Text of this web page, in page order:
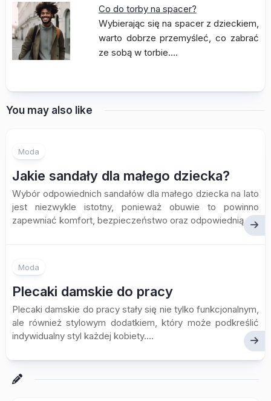
Co do torby na spacer?
Wybierając się na spacer z dzieckiem,
warto dobrze przemyśleć, co zabrać
ze sobą w torbie.…
You may also like
Moda
Jakie sandały dla małego dziecka?
Wybór odpowiednich sandałów dla małego dziecka na lato
jest niezwykle istotny, ponieważ obuwie to powinno
zapewniać komfort, bezpieczeństwo oraz odpowiednią...
Moda
Plecaki damskie do pracy
Plecaki damskie do pracy stały się nie tylko funkcjonalnym,
ale również stylowym dodatkiem, który może podkreślić
indywidualny styl każdej kobiety....